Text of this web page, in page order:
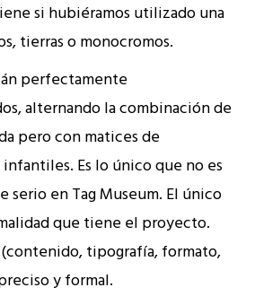
si hubiéramos utilizado una
tierras o monocromos.
perfectamente
alternando la combinación de
pero con matices de
Es lo único que no es
serio en Tag Museum. El único
que tiene el proyecto.
tipografía, formato,
y formal.